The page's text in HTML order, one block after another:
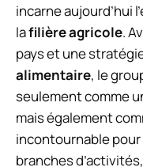
incarne aujourd’hui
lafilière agricole.
pays et une
alimentaire, le
seulement comme
mais également
incontournable
branches